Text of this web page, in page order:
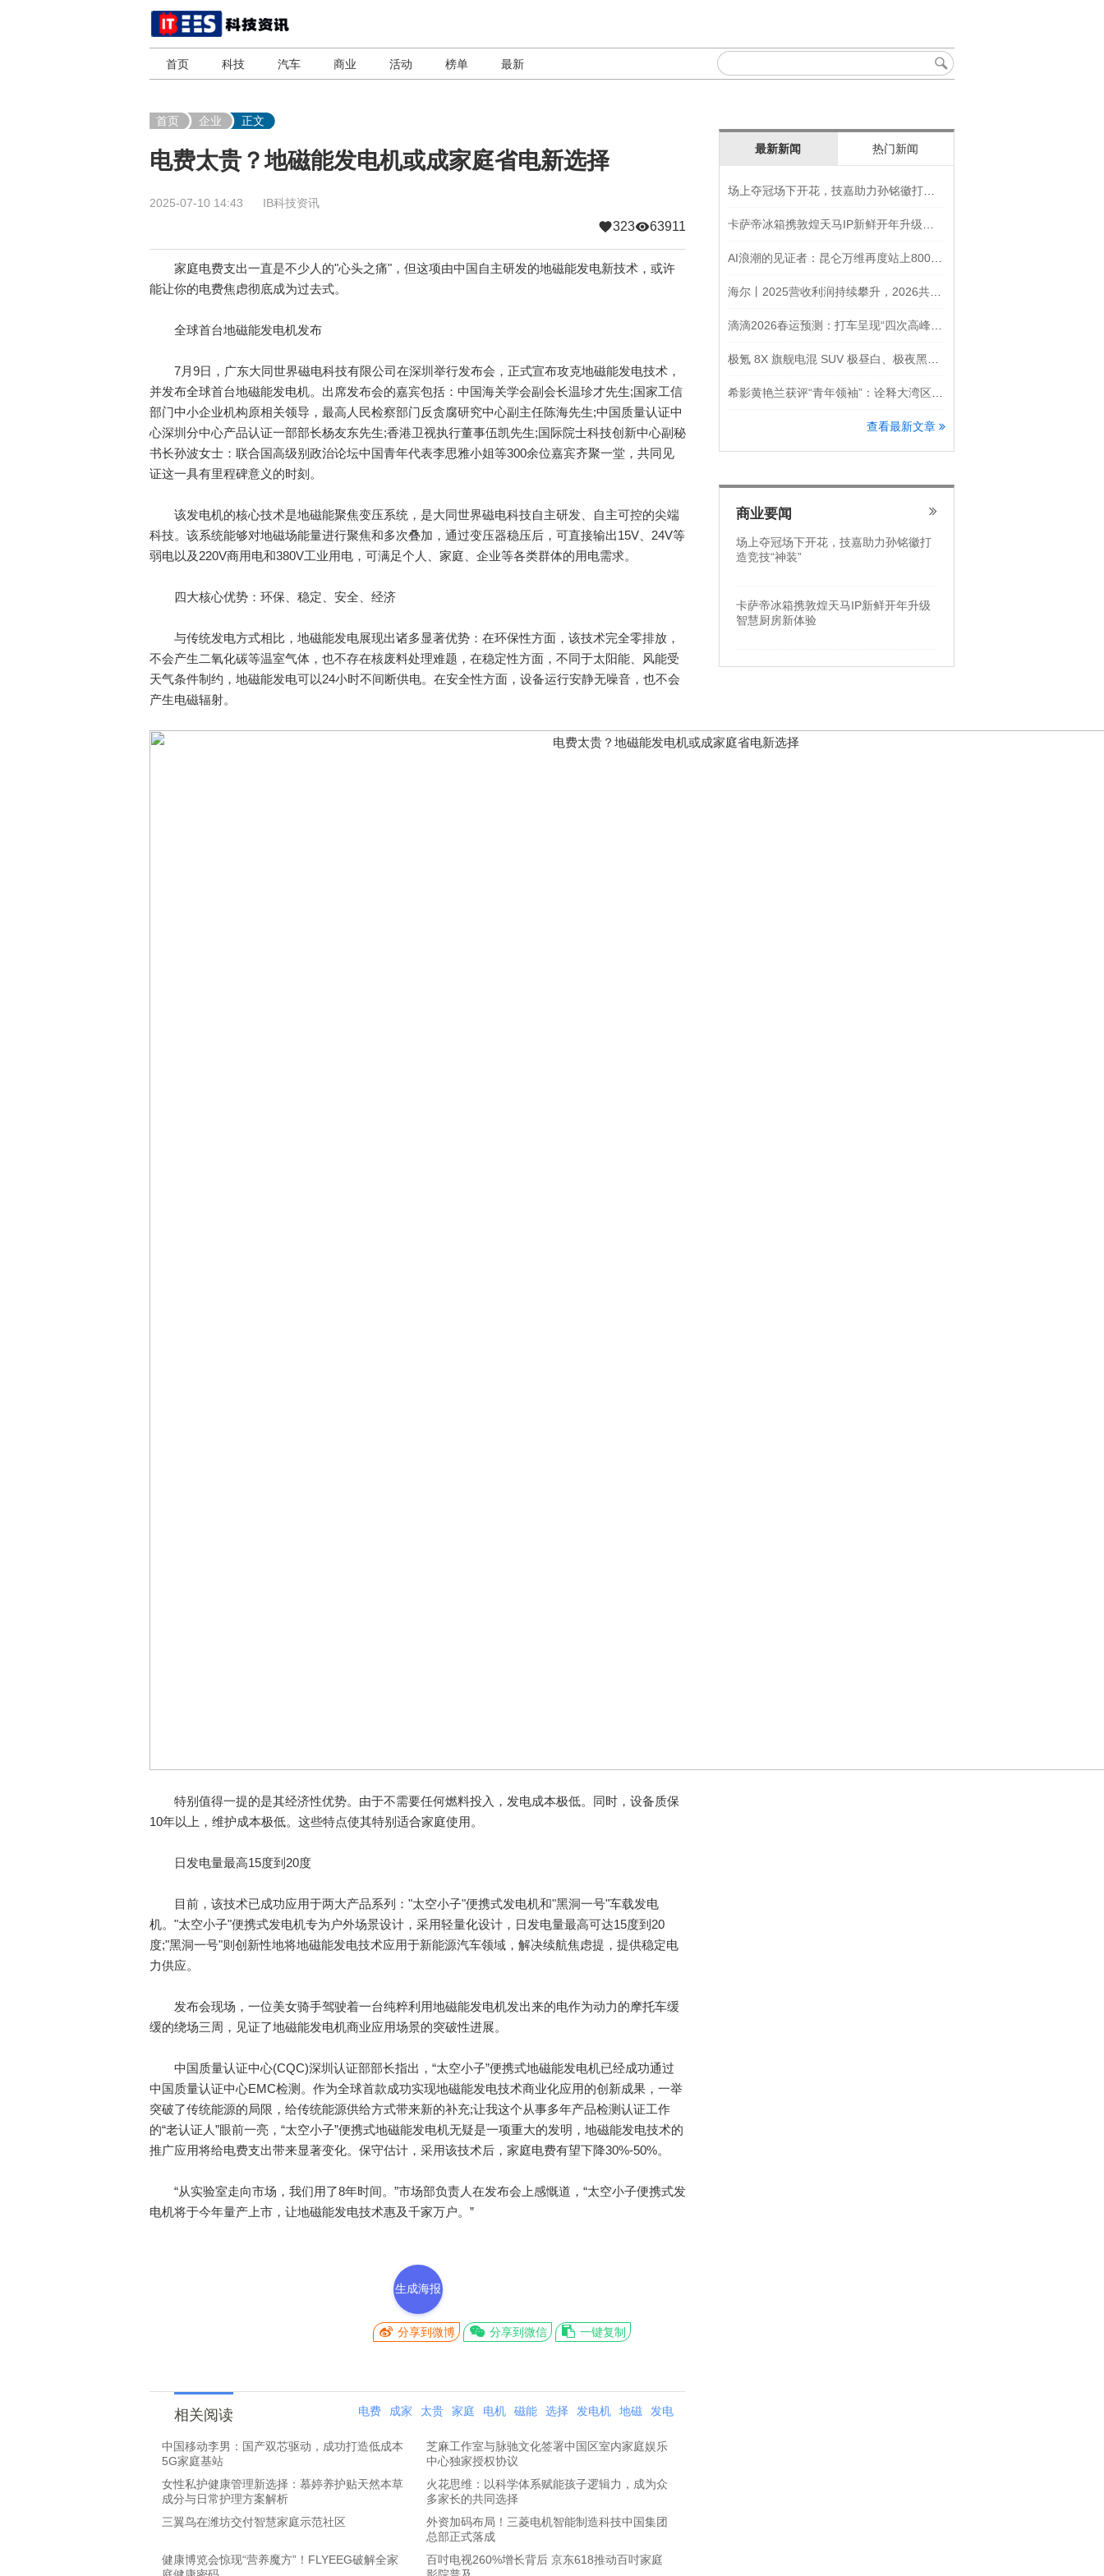
首页 科技 汽车 商业 活动 榜单 最新
首页 企业 正文
电费太贵？地磁能发电机或成家庭省电新选择
2025-07-10 14:43 IB科技资讯
323 63911
家庭电费支出一直是不少人的"心头之痛"，但这项由中国自主研发的地磁能发电新技术，或许
能让你的电费焦虑彻底成为过去式。
全球首台地磁能发电机发布
7月9日，广东大同世界磁电科技有限公司在深圳举行发布会，正式宣布攻克地磁能发电技术，
并发布全球首台地磁能发电机。出席发布会的嘉宾包括：中国海关学会副会长温珍才先生;国家工信
部门中小企业机构原相关领导，最高人民检察部门反贪腐研究中心副主任陈海先生;中国质量认证中
心深圳分中心产品认证一部部长杨友东先生;香港卫视执行董事伍凯先生;国际院士科技创新中心副秘
书长孙波女士：联合国高级别政治论坛中国青年代表李思雅小姐等300余位嘉宾齐聚一堂，共同见
证这一具有里程碑意义的时刻。
该发电机的核心技术是地磁能聚焦变压系统，是大同世界磁电科技自主研发、自主可控的尖端
科技。该系统能够对地磁场能量进行聚焦和多次叠加，通过变压器稳压后，可直接输出15V、24V等
弱电以及220V商用电和380V工业用电，可满足个人、家庭、企业等各类群体的用电需求。
四大核心优势：环保、稳定、安全、经济
与传统发电方式相比，地磁能发电展现出诸多显著优势：在环保性方面，该技术完全零排放，
不会产生二氧化碳等温室气体，也不存在核废料处理难题，在稳定性方面，不同于太阳能、风能受
天气条件制约，地磁能发电可以24小时不间断供电。在安全性方面，设备运行安静无噪音，也不会
产生电磁辐射。
特别值得一提的是其经济性优势。由于不需要任何燃料投入，发电成本极低。同时，设备质保
10年以上，维护成本极低。这些特点使其特别适合家庭使用。
日发电量最高15度到20度
目前，该技术已成功应用于两大产品系列："太空小子"便携式发电机和"黑洞一号"车载发电
机。"太空小子"便携式发电机专为户外场景设计，采用轻量化设计，日发电量最高可达15度到20
度;"黑洞一号"则创新性地将地磁能发电技术应用于新能源汽车领域，解决续航焦虑提，提供稳定电
力供应。
发布会现场，一位美女骑手驾驶着一台纯粹利用地磁能发电机发出来的电作为动力的摩托车缓
缓的绕场三周，见证了地磁能发电机商业应用场景的突破性进展。
中国质量认证中心(CQC)深圳认证部部长指出，“太空小子”便携式地磁能发电机已经成功通过
中国质量认证中心EMC检测。作为全球首款成功实现地磁能发电技术商业化应用的创新成果，一举
突破了传统能源的局限，给传统能源供给方式带来新的补充;让我这个从事多年产品检测认证工作
的“老认证人”眼前一亮，“太空小子”便携式地磁能发电机无疑是一项重大的发明，地磁能发电技术的
推广应用将给电费支出带来显著变化。保守估计，采用该技术后，家庭电费有望下降30%-50%。
“从实验室走向市场，我们用了8年时间。”市场部负责人在发布会上感慨道，“太空小子便携式发
电机将于今年量产上市，让地磁能发电技术惠及千家万户。”
生成海报
分享到微博 分享到微信 一键复制
相关阅读 电费 成家 太贵 家庭 电机 磁能 选择 发电机 地磁 发电
中国移动李男：国产双芯驱动，成功打造低成本
5G家庭基站
芝麻工作室与脉驰文化签署中国区室内家庭娱乐
中心独家授权协议
女性私护健康管理新选择：慕婷养护贴天然本草
成分与日常护理方案解析
火花思维：以科学体系赋能孩子逻辑力，成为众
多家长的共同选择
三翼鸟在潍坊交付智慧家庭示范社区
外资加码布局！三菱电机智能制造科技中国集团
总部正式落成
健康博览会惊现“营养魔方”！FLYEEG破解全家
百吋电视260%增长背后 京东618推动百吋家庭
最新新闻 热门新闻
查看最新文章
商业要闻
场上夺冠场下开花，技嘉助力孙铭徽打
造竞技“神装”
卡萨帝冰箱携敦煌天马IP新鲜开年升级
智慧厨房新体验